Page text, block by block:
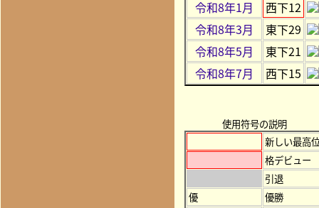
令和8年1月
西下12
令和8年3月
東下29
令和8年5月
東下21
令和8年7月
西下15
使用符号の説明
新しい最高
格デビュー
引退
優
優勝